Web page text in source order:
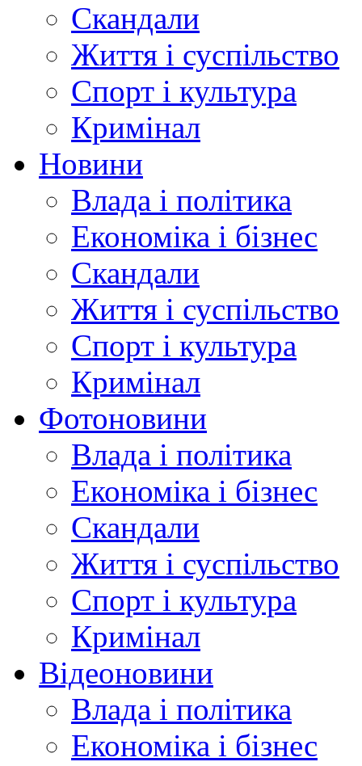
Скандали
Життя і суспільство
Спорт і культура
Кримінал
Новини
Влада і політика
Економіка і бізнес
Скандали
Життя і суспільство
Спорт і культура
Кримінал
Фотоновини
Влада і політика
Економіка і бізнес
Скандали
Життя і суспільство
Спорт і культура
Кримінал
Відеоновини
Влада і політика
Економіка і бізнес